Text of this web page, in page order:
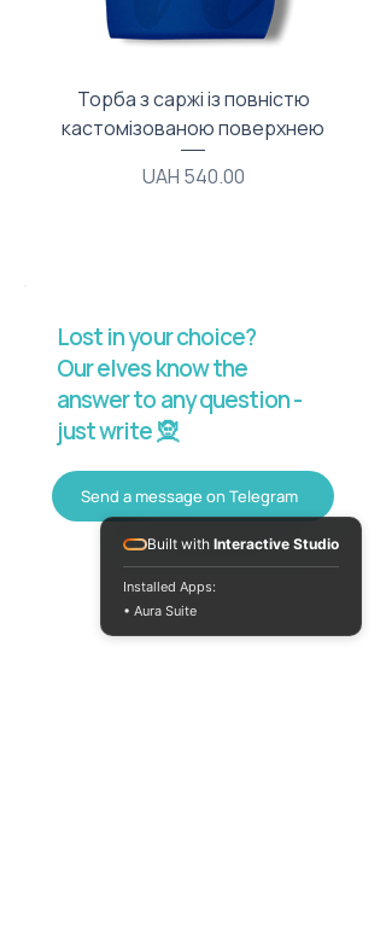
Торба з саржі із повністю
кастомізованою поверхнею
Price
UAH 540.00
Lost in your choice?
Our elves know the
answer to any question -
just write 🧝
Send a message on Telegram
Built with Interactive Studio
Installed Apps:
• Aura Suite